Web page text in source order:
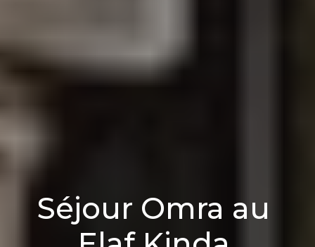
Séjour Omra au